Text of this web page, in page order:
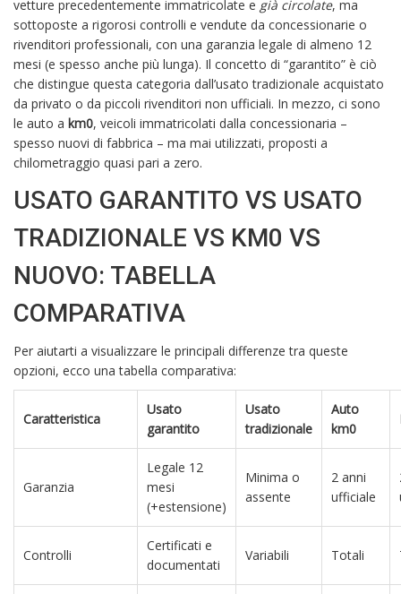
vetture precedentemente immatricolate e già circolate, ma
sottoposte a rigorosi controlli e vendute da concessionarie o
rivenditori professionali, con una garanzia legale di almeno 12
mesi (e spesso anche più lunga). Il concetto di “garantito” è ciò
che distingue questa categoria dall’usato tradizionale acquistato
da privato o da piccoli rivenditori non ufficiali. In mezzo, ci sono
le auto a km0, veicoli immatricolati dalla concessionaria –
spesso nuovi di fabbrica – ma mai utilizzati, proposti a
chilometraggio quasi pari a zero.
USATO GARANTITO VS USATO
TRADIZIONALE VS KM0 VS
NUOVO: TABELLA
COMPARATIVA
Per aiutarti a visualizzare le principali differenze tra queste
opzioni, ecco una tabella comparativa:
Caratteristica
Usato
garantito
Usato
tradizionale
Auto
km0
Garanzia
Legale 12
mesi
(+estensione)
Minima o
assente
2 anni
ufficiale
Controlli
Certificati e
documentati
Variabili Totali